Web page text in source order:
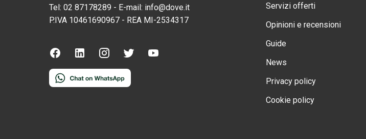
Tel: 02 87178289 - E-mail: info@dove.it
P.IVA 10461690967 - REA MI-2534317
Servizi offerti
Opinioni e recensioni
Guide
News
Privacy policy
Cookie policy